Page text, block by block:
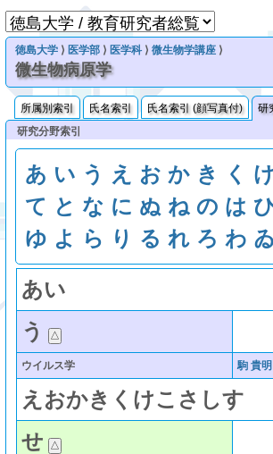
徳島大学 ⟩ 医学部 ⟩ 医学科 ⟩微生物学講座 ⟩
微生物病原学
所属別索引 氏名索引 氏名索引 (顔写真付) 研
研究分野索引
あ い う え お か き く け
て と な に ぬ ね の は
ゆ よ ら り る れ ろ わ ゐ
あい
う
ウイルス学 駒 貴明
え おかき く けこ さ しす
せ